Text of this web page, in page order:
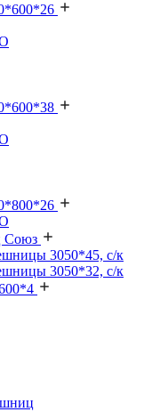
Союз
3050*45, с/к
3050*32, с/к